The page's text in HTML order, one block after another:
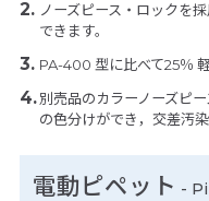
ノーズピース・ロックを
できます。
PA-400 型に比べて25％ 軽
別売品のカラーノーズピ
の色分けができ，交差汚染
電動ピペット -